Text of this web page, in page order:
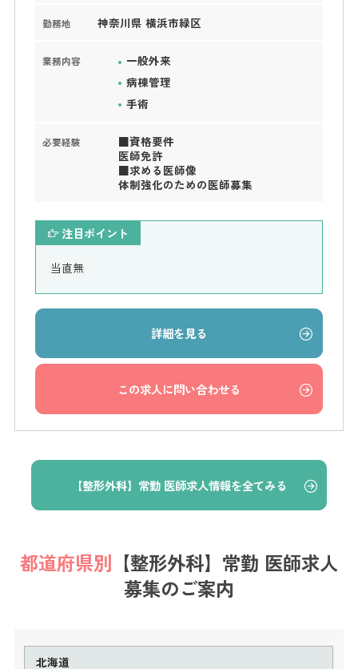
勤務地 神奈川県 横浜市緑区
業務内容
一般外来
病棟管理
手術
必要経験
■資格要件
医師免許
■求める医師像
体制強化のための医師募集
注目ポイント
当直無
詳細を見る
この求人に問い合わせる
【整形外科】常勤 医師求人情報を全てみる
都道府県別 【整形外科】常勤 医師求人
募集のご案内
北海道